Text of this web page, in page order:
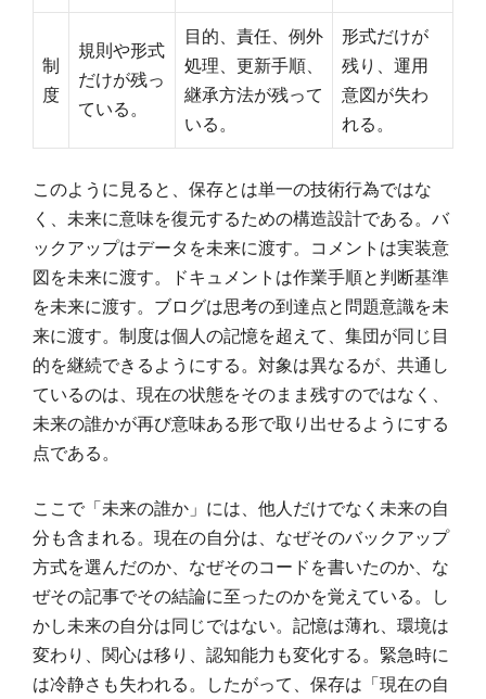
制
度
規則や形式
だけが残っ
ている。
目的、責任、例外
処理、更新手順、
継承方法が残って
いる。
形式だけが
残り、運用
意図が失わ
れる。
このように見ると、保存とは単一の技術行為ではな
く、未来に意味を復元するための構造設計である。バ
ックアップはデータを未来に渡す。コメントは実装意
図を未来に渡す。ドキュメントは作業手順と判断基準
を未来に渡す。ブログは思考の到達点と問題意識を未
来に渡す。制度は個人の記憶を超えて、集団が同じ目
的を継続できるようにする。対象は異なるが、共通し
ているのは、現在の状態をそのまま残すのではなく、
未来の誰かが再び意味ある形で取り出せるようにする
点である。
ここで「未来の誰か」には、他人だけでなく未来の自
分も含まれる。現在の自分は、なぜそのバックアップ
方式を選んだのか、なぜそのコードを書いたのか、な
ぜその記事でその結論に至ったのかを覚えている。し
かし未来の自分は同じではない。記憶は薄れ、環境は
変わり、関心は移り、認知能力も変化する。緊急時に
は冷静さも失われる。したがって、保存は「現在の自